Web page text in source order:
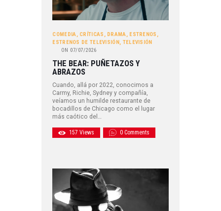
COMEDIA, CRÍTICAS , DRAMA, ESTRENOS ,
ESTRENOS DE TELEVISIÓN , TELEVISIÓN
ON 07/07/2026
THE BEAR: PUÑETAZOS Y
ABRAZOS
Cuando, allá por 2022, conocimos a
Carmy, Richie, Sydney y compañía,
veíamos un humilde restaurante de
bocadillos de Chicago como el lugar
más caótico del…
157 Views 0 Comments